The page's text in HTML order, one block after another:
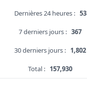
Dernières 24 heures : 53
7 derniers jours : 367
30 derniers jours : 1,802
Total : 157,930